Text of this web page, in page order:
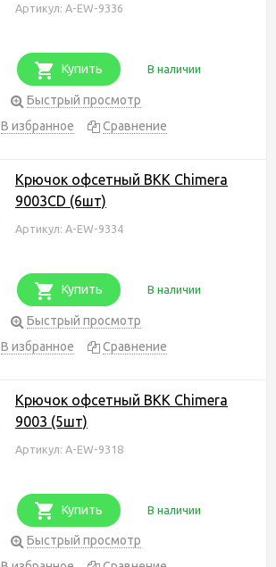
Артикул: A-EW-9336
Купить В наличии
Быстрый просмотр
В избранное
Сравнение
Крючок офсетный BKK Chimera
9003CD (6шт)
Артикул: A-EW-9334
Купить В наличии
Быстрый просмотр
В избранное
Сравнение
Крючок офсетный BKK Chimera
9003 (5шт)
Артикул: A-EW-9318
Купить В наличии
Быстрый просмотр